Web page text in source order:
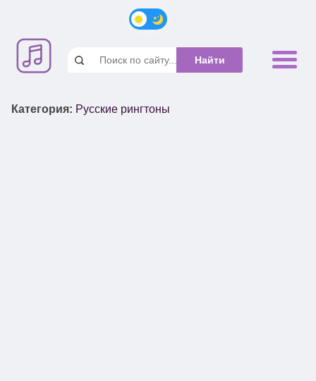
Категория: Русские рингтоны